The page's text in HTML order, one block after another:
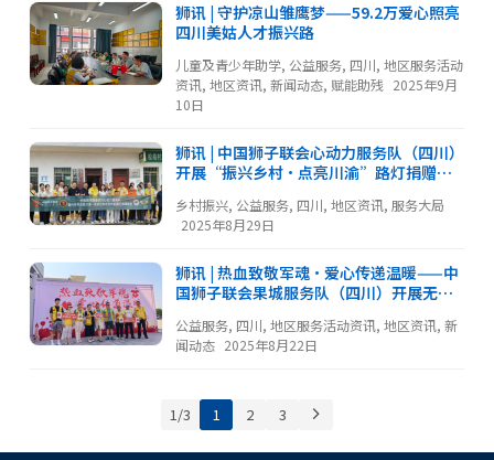
狮讯 | 守护凉山雏鹰梦——59.2万爱心照亮
四川美姑人才振兴路
儿童及青少年助学, 公益服务, 四川, 地区服务活动
资讯, 地区资讯, 新闻动态, 赋能助残 2025年9月
10日
狮讯 | 中国狮子联会心动力服务队（四川）
开展“振兴乡村·点亮川渝”路灯捐赠服
乡村振兴, 公益服务, 四川, 地区资讯, 服务大局
2025年8月29日
狮讯 | 热血致敬军魂·爱心传递温暖——中
国狮子联会果城服务队（四川）开展无偿
公益服务, 四川, 地区服务活动资讯, 地区资讯, 新
闻动态 2025年8月22日
1 / 3 1 2 3